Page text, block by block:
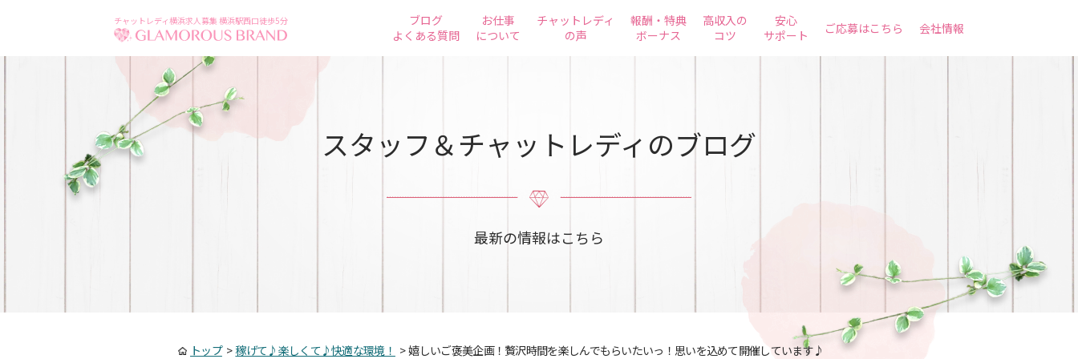
チャットレディ横浜求人募集 横浜駅西口徒歩5分
ブログ
よくある質問
お仕事
について
チャットレディ
の声
報酬・特典
ボーナス
高収入の
コツ
安心
サポート
ご応募はこちら 会社情報
スタッフ＆チャットレディのブログ
最新の情報はこちら
トップ> 稼げて♪楽しくて♪快適な環境！ >嬉しいご褒美企画！贅沢時間を楽しんでもらいたいっ！思いを込めて開催しています♪